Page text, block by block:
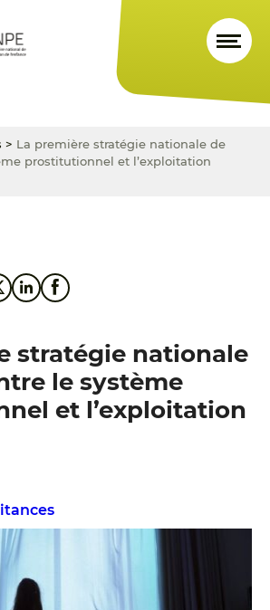
> La première stratégie nationale de
prostitutionnel et l’exploitation
stratégie nationale
le système
et l’exploitation